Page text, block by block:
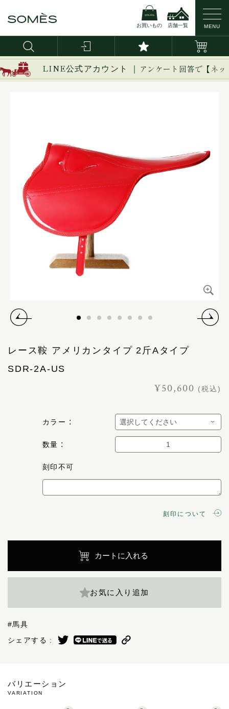
お買いもの 店舗一覧 MENU
LINE公式アカウント ｜ アンケート回答で【ネ
レース鞍 アメリカンタイプ 2斤Aタイプ
SDR-2A-US
¥50,600 (税込)
カラー
数量
刻印不可
刻印について
カートに入れる
お気に入り追加
#馬具
シェアする :
バリエーション
VARIATION